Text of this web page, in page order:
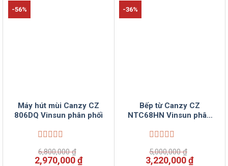
9,900,000 ₫.
-56%
Máy hút mùi Canzy CZ
806DQ Vinsun phân phối
xếp
hạng
6,800,000₫
Giá
2,970,000₫Giá
-36%
Bếp từ Canzy CZ
NTC68HN Vinsun phân
xếp
hạng
5,000,000₫
Giá
3,220,000₫Giá